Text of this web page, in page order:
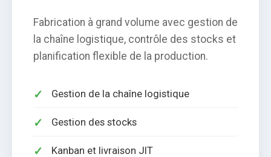
Fabrication à grand volume avec gestion de
la chaîne logistique, contrôle des stocks et
planification flexible de la production.
Gestion de la chaîne logistique
Gestion des stocks
Kanban et livraison JIT